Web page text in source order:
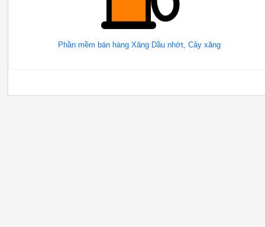
Phần mềm bán hàng Xăng Dầu nhớt, Cây xăng